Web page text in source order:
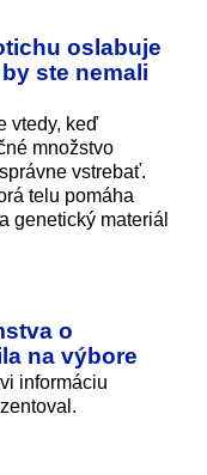
oslabuje
ste nemali
vtedy, keď
množstvo
vstrebať.
telu pomáha
genetický materiál
o
na výbore
informáciu